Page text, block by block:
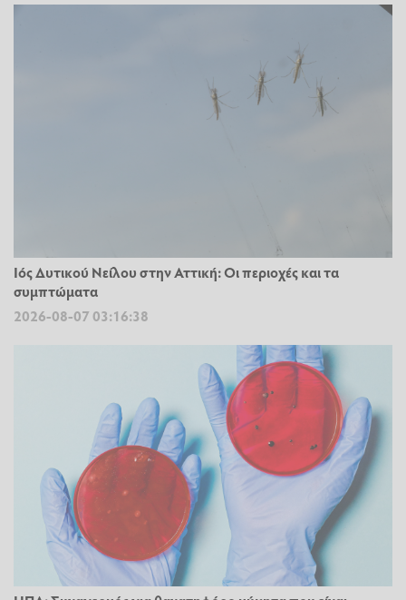
Ιός Δυτικού Νείλου στην Αττική: Οι περιοχές και τα
συμπτώματα
2026-08-07 03:16:38